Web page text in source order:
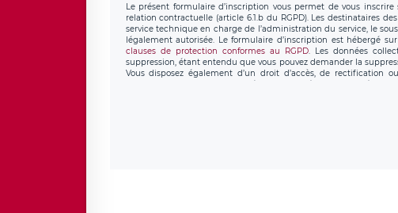
Le présent formulaire d’inscription vous permet de vous
relation contractuelle (article 6.1.b du RGPD). Les destinataires
service technique en charge de l’administration du service, le
légalement autorisée. Le formulaire d’inscription est hébergé
clauses de protection conformes au RGPD. Les données
suppression, étant entendu que vous pouvez demander la
Vous disposez également d’un droit d’accès, de
personnel, ainsi que d’un droit à la portabilité de vos données.
données de LÉGAVOX qui exerce au siège social
donneespersonnelles@legavox.fr. Le responsable de traitement
l’adresse mail : responsabledetraitement@legavox.fr. Vous avez